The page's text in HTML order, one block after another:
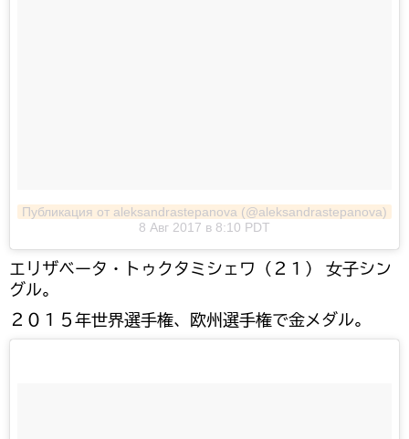
Публикация от aleksandrastepanova (@aleksandrastepanova)
8 Авг 2017 в 8:10 PDT
エリザベータ・トゥクタミシェワ（２１） 女子シン
グル。
２０１５年世界選手権、欧州選手権で金メダル。